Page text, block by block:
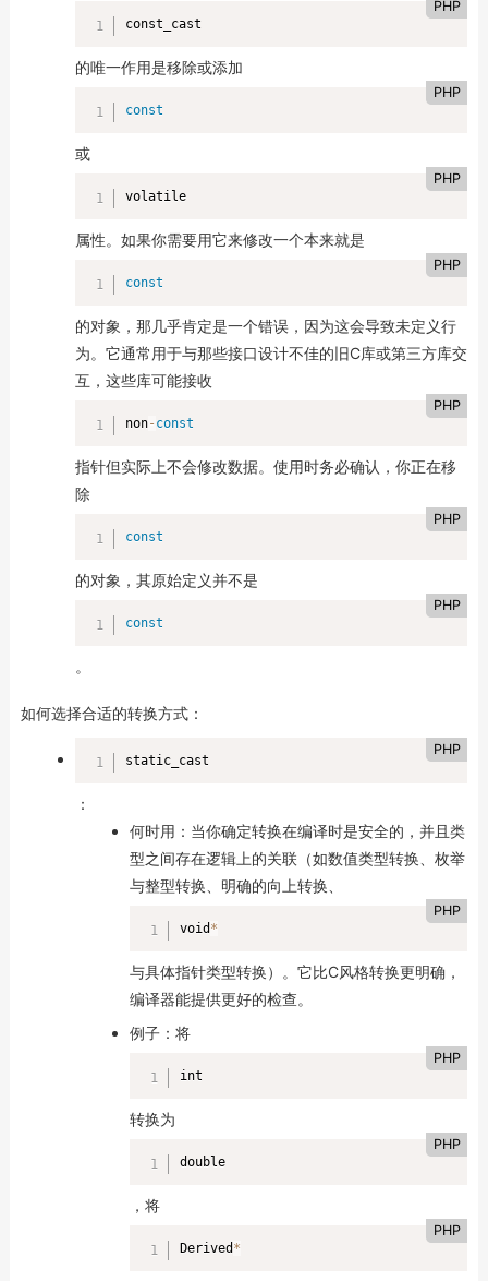
PHP
const_cast
的唯一作用是移除或添加
PHP
const
或
PHP
volatile
属性。如果你需要用它来修改一个本来就是
PHP
const
的对象，那几乎肯定是一个错误，因为这会导致未定义行
为。它通常用于与那些接口设计不佳的旧C库或第三方库交
互，这些库可能接收
PHP
non-const
指针但实际上不会修改数据。使用时务必确认，你正在移
除
PHP
const
的对象，其原始定义并不是
PHP
const
。
如何选择合适的转换方式：
PHP
static_cast
：
何时用：当你确定转换在编译时是安全的，并且类
型之间存在逻辑上的关联（如数值类型转换、枚举
与整型转换、明确的向上转换、
PHP
void *
与具体指针类型转换）。它比C风格转换更明确，
编译器能提供更好的检查。
例子：将
PHP
int
转换为
PHP
double
，将
PHP
Derived *